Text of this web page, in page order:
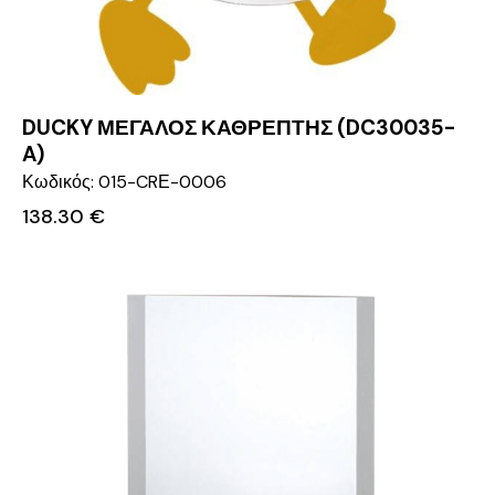
DUCKY ΜΕΓΑΛΟΣ ΚΑΘΡΕΠΤΗΣ (DC30035-
A)
Κωδικός: 015-CRΕ-0006
138.30 €